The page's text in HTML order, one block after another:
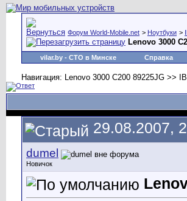
Форум World-Mobile.net > Ноутбуки >
Lenovo 3000
vilar.by - СТО в Минске Справка
Навигация: Lenovo 3000 C200 89225JG >>
29.08.2007,
dumel
Новичок